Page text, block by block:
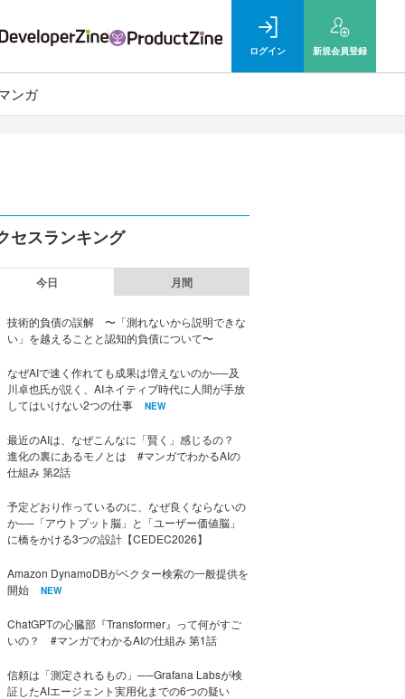
ログイン 新規会員登録
ンガ
セスランキング
今日 月間
技術的負債の誤解 〜「測れないから説明できな
い」を越えることと認知的負債について〜
なぜAIで速く作れても成果は増えないのか──及
川卓也氏が説く、AIネイティブ時代に人間が手放
してはいけない2つの仕事
NEW
最近のAIは、なぜこんなに「賢く」感じるの？
進化の裏にあるモノとは #マンガでわかるAIの
仕組み 第2話
予定どおり作っているのに、なぜ良くならないの
か──「アウトプット脳」と「ユーザー価値脳」
に橋をかける3つの設計【CEDEC2026】
Amazon DynamoDBがベクター検索の一般提供を
開始
NEW
ChatGPTの心臓部『Transformer』って何がすご
いの？ #マンガでわかるAIの仕組み 第1話
信頼は「測定されるもの」──Grafana Labsが検
証したAIエージェント実用化までの6つの疑い